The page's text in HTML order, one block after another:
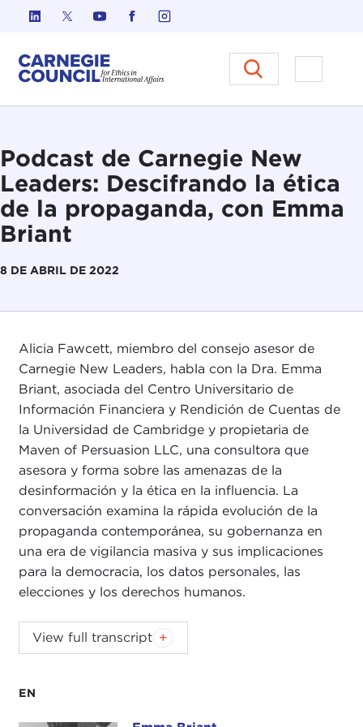
Ir al contenido
Carnegie Council sobre Ética
Abrir el
Podcast de Carnegie New
Leaders: Descifrando la ética
de la propaganda, con Emma
Briant
8 DE ABRIL DE 2022
EN
Alicia Fawcett, miembro del consejo asesor de
Carnegie New Leaders, habla con la Dra. Emma
Briant, asociada del Centro Universitario de
Información Financiera y Rendición de Cuentas de
la Universidad de Cambridge y propietaria de
Maven of Persuasion LLC, una consultora que
asesora y forma sobre las amenazas de la
desinformación y la ética en la influencia. La
conversación examina la rápida evolución de la
propaganda contemporánea, su gobernanza en
una era de vigilancia masiva y sus implicaciones
para la democracia, los datos personales, las
elecciones y los derechos humanos.
View full transcript